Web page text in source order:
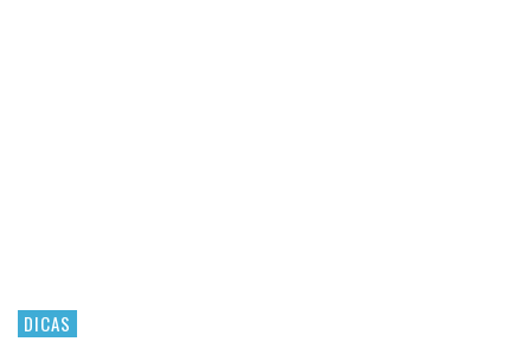
DICAS